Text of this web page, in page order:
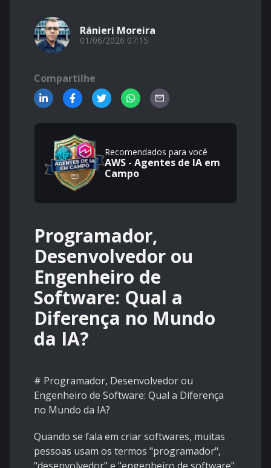
Ránieri Moreira
01/06/2026 07:15
Compartilhe
Recomendados para você
AWS - Agentes de IA em
Campo
Programador,
Desenvolvedor ou
Engenheiro de
Software: Qual a
Diferença no Mundo
da IA?
# Programador, Desenvolvedor ou
Engenheiro de Software: Qual a Diferença
no Mundo da IA?
Quando se fala em criar softwares, muitas
pessoas usam os termos "programador",